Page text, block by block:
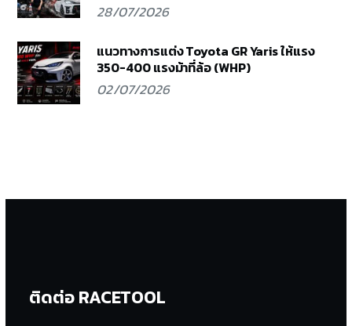
28/07/2026
แนวทางการแต่ง Toyota GR Yaris ให้แรง
350-400 แรงม้าที่ล้อ (WHP)
02/07/2026
ติดต่อ RACETOOL